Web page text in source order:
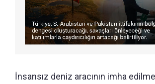
İnsansız deniz aracının imha